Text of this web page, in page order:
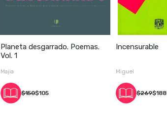
Planeta desgarrado. Poemas.
Vol. 1
Majia
$150$105
Incensurable
Miguel
$269$188